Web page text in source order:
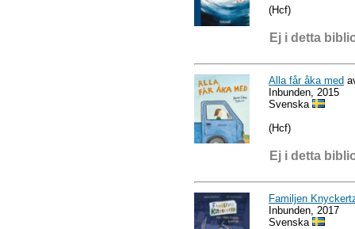
(Hcf)
Ej i detta
Alla får åka med
Inbunden, 2015
Svenska
(Hcf)
Ej i detta
Familjen
Inbunden, 2017
Svenska